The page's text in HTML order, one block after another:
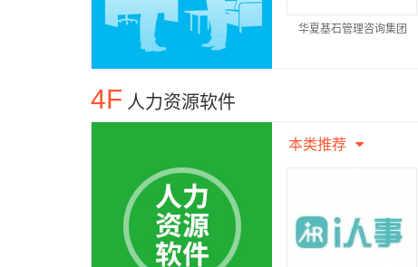
华夏基石管理咨询集团
4F 人力资源软件
本类推荐